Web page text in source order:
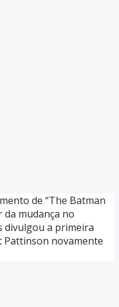
de “The Batman
da mudança no
divulgou a primeira
Pattinson novamente